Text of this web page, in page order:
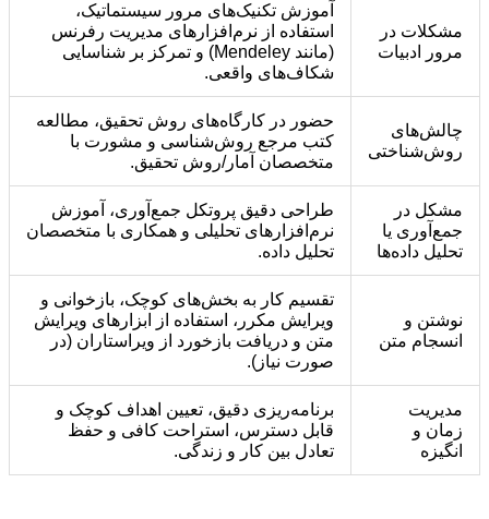
مشکلات در
مرور ادبیات
آموزش تکنیک‌های مرور سیستماتیک،
استفاده از نرم‌افزارهای مدیریت رفرنس
(مانند Mendeley) و تمرکز بر شناسایی
شکاف‌های واقعی.
چالش‌های
روش‌شناختی
حضور در کارگاه‌های روش تحقیق، مطالعه
کتب مرجع روش‌شناسی و مشورت با
متخصصان آمار/روش تحقیق.
مشکل در
جمع‌آوری یا
تحلیل داده‌ها
طراحی دقیق پروتکل جمع‌آوری، آموزش
نرم‌افزارهای تحلیلی و همکاری با متخصصان
تحلیل داده.
نوشتن و
انسجام متن
تقسیم کار به بخش‌های کوچک، بازخوانی و
ویرایش مکرر، استفاده از ابزارهای ویرایش
متن و دریافت بازخورد از ویراستاران (در
صورت نیاز).
مدیریت
زمان و
انگیزه
برنامه‌ریزی دقیق، تعیین اهداف کوچک و
قابل دسترس، استراحت کافی و حفظ
تعادل بین کار و زندگی.